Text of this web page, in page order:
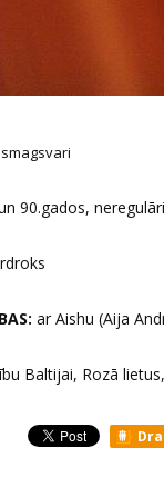
90.gados,
ar Aishu (Aija
Baltijai, Rozā